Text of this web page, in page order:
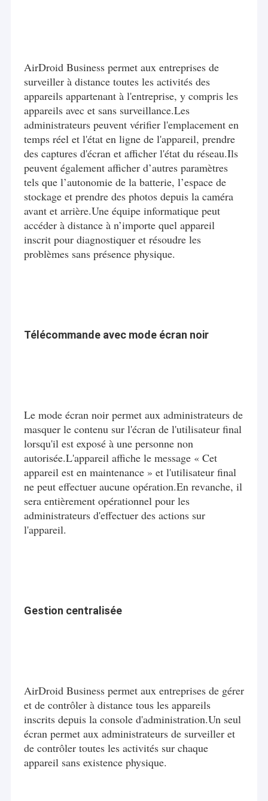
AirDroid Business permet aux entreprises de
surveiller à distance toutes les activités des
appareils appartenant à l'entreprise, y compris les
appareils avec et sans surveillance.Les
administrateurs peuvent vérifier l'emplacement en
temps réel et l'état en ligne de l'appareil, prendre
des captures d'écran et afficher l'état du réseau.Ils
peuvent également afficher d’autres paramètres
tels que l’autonomie de la batterie, l’espace de
stockage et prendre des photos depuis la caméra
avant et arrière.Une équipe informatique peut
accéder à distance à n’importe quel appareil
inscrit pour diagnostiquer et résoudre les
problèmes sans présence physique.
Télécommande avec mode écran noir
Le mode écran noir permet aux administrateurs de
masquer le contenu sur l'écran de l'utilisateur final
lorsqu'il est exposé à une personne non
autorisée.L'appareil affiche le message « Cet
appareil est en maintenance » et l'utilisateur final
ne peut effectuer aucune opération.En revanche, il
sera entièrement opérationnel pour les
administrateurs d'effectuer des actions sur
l'appareil.
Gestion centralisée
AirDroid Business permet aux entreprises de gérer
et de contrôler à distance tous les appareils
inscrits depuis la console d'administration.Un seul
écran permet aux administrateurs de surveiller et
de contrôler toutes les activités sur chaque
appareil sans existence physique.